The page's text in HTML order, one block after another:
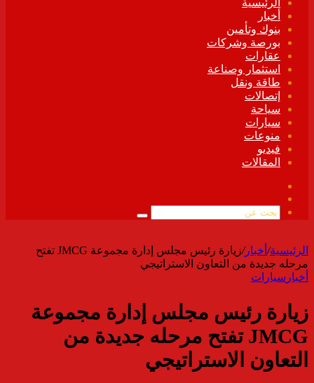
الرئيسية
أخبار
بنوك وتأمين
بورصة وشركات
عقارات
استثمار وصناعة
طاقة ونقل
إتصالات
سياحة
سيارات
منوعات
فيديو
المقالات
الموقع
بحث
الرئيسية/ أخبار/
زيارة رئيس مجلس إدارة مجموعة JMCG تفتح
مرحله جديدة من التعاون الاستراتيجي
أخبار سيارات
زيارة رئيس مجلس إدارة مجموعة
JMCG تفتح مرحله جديدة من
التعاون الاستراتيجي